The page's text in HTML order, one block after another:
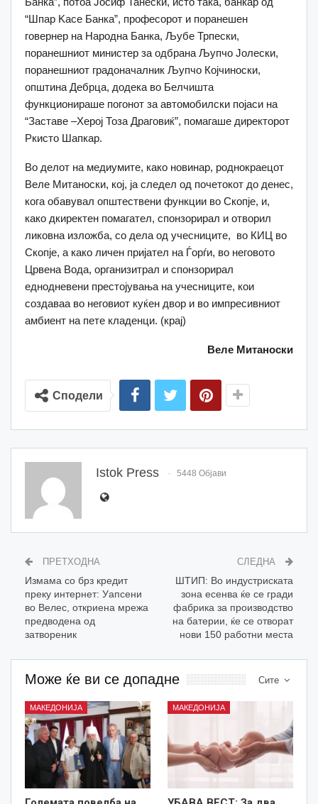
“Шпар Kасе Банка”, професорот и поранешен
говернер на Народна Банка, Љубе Трпески,
поранешниот министер за одбрана Љупчо Јолески,
поранешниот градоначалник Љупчо Којчиноски,
општина Дебрца, додека во Белчишта
функционираше погонот за автомобилски појаси на
“Заставе –Херој Тоза Драговиќ”, помагаше директорот
Ркисто Шапкар.
Во делот на медиумите, како новинар, роднокраецот
Веле Митаноски, кој, ја следел од почетокот до денес,
кога обавувал општествени функции во Скопје, и,
како дкиректен помагател, спонзорирал и отворил
ликовна изложба, со дела од учесниците, во КИЦ во
Скопје, а како личен пријател на Ѓорѓи, во неговото
Црвена Вода, организитрал и спонзорирал
еднодневени престојувања на учесниците, кои
создаваа во неговиот куќен двор и во импресивниот
амбиент на пете кладенци. (крај)
Веле Митаноски
Сподели
Istok Press 5448 Објави
ПРЕТХОДНА
Измама со брз кредит
преку интернет: Уапсени
во Велес, откриена мрежа
предводена од
затвореник
СЛЕДНА
ШТИП: Во индустриската
зона eсенва ќе се гради
фабрика за производство
на батерии, ќе се отворат
нови 150 работни места
Сите
Може ќе ви се допадне
МАКЕДОНИЈА МАКЕДОНИЈА